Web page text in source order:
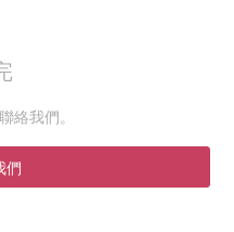
絡我們。
們